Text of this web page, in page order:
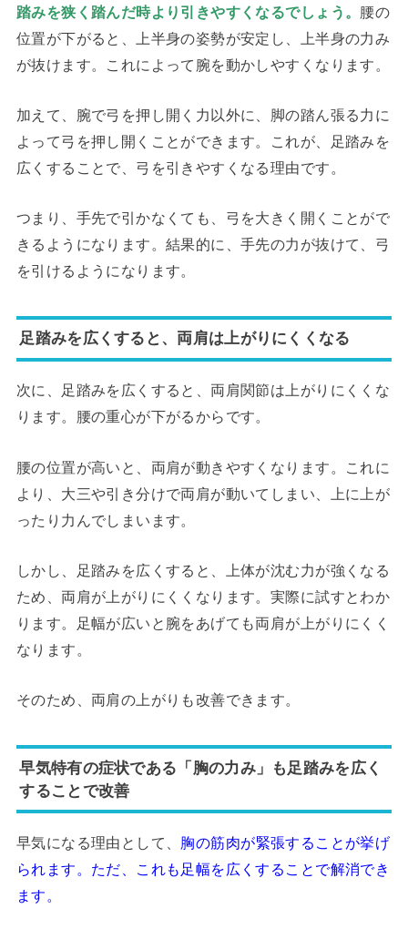
踏みを狭く踏んだ時より引きやすくなるでしょう。 腰の
位置が下がると、上半身の姿勢が安定し、上半身の力み
が抜けます。これによって腕を動かしやすくなります。
加えて、腕で弓を押し開く力以外に、脚の踏ん張る力に
よって弓を押し開くことができます。これが、足踏みを
広くすることで、弓を引きやすくなる理由です。
つまり、手先で引かなくても、弓を大きく開くことがで
きるようになります。結果的に、手先の力が抜けて、弓
を引けるようになります。
足踏みを広くすると、両肩は上がりにくくなる
次に、足踏みを広くすると、両肩関節は上がりにくくな
ります。腰の重心が下がるからです。
腰の位置が高いと、両肩が動きやすくなります。これに
より、大三や引き分けで両肩が動いてしまい、上に上が
ったり力んでしまいます。
しかし、足踏みを広くすると、上体が沈む力が強くなる
ため、両肩が上がりにくくなります。実際に試すとわか
ります。足幅が広いと腕をあげても両肩が上がりにくく
なります。
そのため、両肩の上がりも改善できます。
早気特有の症状である「胸の力み」も足踏みを広く
することで改善
早気になる理由として、 胸の筋肉が緊張することが挙げ
られます。ただ、これも足幅を広くすることで解消でき
ます。